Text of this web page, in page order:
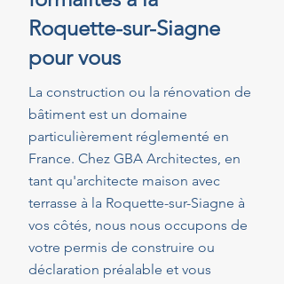
Roquette-sur-Siagne
pour vous
La construction ou la rénovation de
bâtiment est un domaine
particulièrement réglementé en
France. Chez GBA Architectes, en
tant qu'architecte maison avec
terrasse à la Roquette-sur-Siagne à
vos côtés, nous nous occupons de
votre permis de construire ou
déclaration préalable et vous